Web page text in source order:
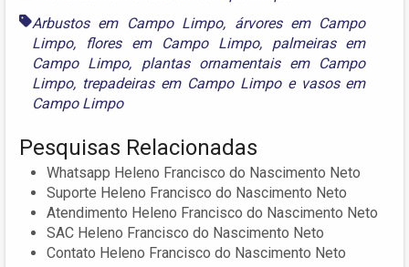
Arbustos em Campo Limpo, árvores em Campo
Limpo, flores em Campo Limpo, palmeiras em
Campo Limpo, plantas ornamentais em Campo
Limpo, trepadeiras em Campo Limpoe vasos em
Campo Limpo
Pesquisas Relacionadas
Whatsapp Heleno Francisco do Nascimento Neto
Suporte Heleno Francisco do Nascimento Neto
Atendimento Heleno Francisco do Nascimento Neto
SAC Heleno Francisco do Nascimento Neto
Contato Heleno Francisco do Nascimento Neto